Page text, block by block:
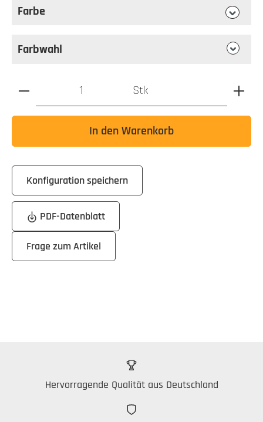
Farbe
Farbwahl
Produkt Anzahl: Gib den gewünschten Wert ein oder
Stk
In den Warenkorb
Konfiguration speichern
PDF-Datenblatt
Frage zum Artikel
Hervorragende Qualität aus Deutschland